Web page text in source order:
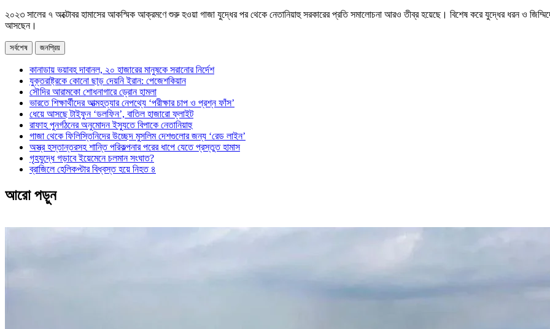
২০২৩ সালের ৭ অক্টোবর হামাসের আকস্মিক আক্রমণে শুরু হওয়া গাজা যুদ্ধের পর থেকে নেতানিয়াহু সরকারের প্রতি সমালোচনা আরও তীব্র হয়েছে। বিশেষ করে যুদ্ধের ধরন ও
আসছেন।
সর্বশেষ জনপ্রিয়
কানাডায় ভয়াবহ দাবানল, ২০ হাজারের মানুষকে সরানোর নির্দেশ
যুক্তরাষ্ট্রকে কোনো ছাড় দেয়নি ইরান: পেজেশকিয়ান
সৌদির আরামকো শোধনাগারে ড্রোন হামলা
ভারতে শিক্ষার্থীদের আত্মহত্যার নেপথ্যে ‘পরীক্ষার চাপ ও প্রশ্ন ফাঁস’
ধেয়ে আসছে টাইফুন ‘ডলফিন’, বাতিল হাজারো ফ্লাইট
রাফাহ পুনর্গঠনের অনুমোদন ইস্যুতে বিপাকে নেতানিয়াহু
গাজা থেকে ফিলিস্তিনিদের উচ্ছেদ মুসলিম দেশগুলোর জন্য ‘রেড লাইন’
অস্ত্র হস্তান্তরসহ শান্তি পরিকল্পনার পরের ধাপে যেতে প্রস্তুত হামাস
গৃহযুদ্ধে গড়াবে ইয়েমেনে চলমান সংঘাত?
ব্রাজিলে হেলিকপ্টার বিধ্বস্ত হয়ে নিহত ৪
আরো পড়ুন